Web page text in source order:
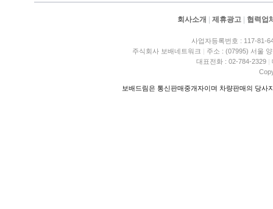
회사소개 제휴광고 협력업
사업자등록번호 : 117-81-
주식회사 보배네트워크 | 주소 : (07995) 서울
대표전화 : 02-784-2329 |
보배드림은 통신판매중개자이며 차량판매의 당